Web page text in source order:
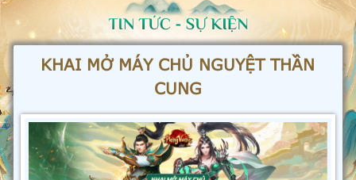
KHAI MỞ MÁY CHỦ NGUYỆT THẦN
CUNG